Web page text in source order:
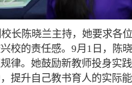
长陈晓兰主持，她要求各
校的责任感。9月1日，陈
律。她鼓励新教师投身实
提升自己教书育人的实际